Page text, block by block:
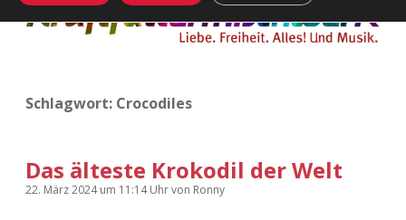
Die Wende
KFMW-Disco
Kopfkinomusik
Dates
Contact
Menü
öffnen
Adventskalender 2010
instagram
Schlagwort: Crocodiles
Das älteste Krokodil der Welt
22. März 2024um 11:14 Uhrvon Ronny